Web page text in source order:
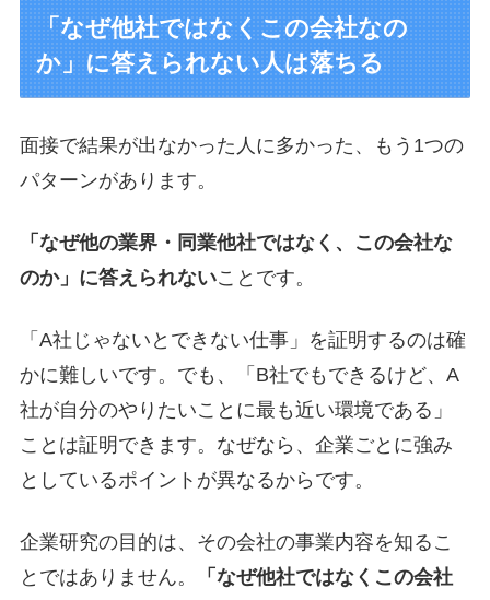
「なぜ他社ではなくこの会社なの
か」に答えられない人は落ちる
面接で結果が出なかった人に多かった、もう1つの
パターンがあります。
「なぜ他の業界・同業他社ではなく、この会社な
のか」に答えられないことです。
「A社じゃないとできない仕事」を証明するのは確
かに難しいです。でも、「B社でもできるけど、A
社が自分のやりたいことに最も近い環境である」
ことは証明できます。なぜなら、企業ごとに強み
としているポイントが異なるからです。
企業研究の目的は、その会社の事業内容を知るこ
とではありません。
「なぜ他社ではなくこの会社